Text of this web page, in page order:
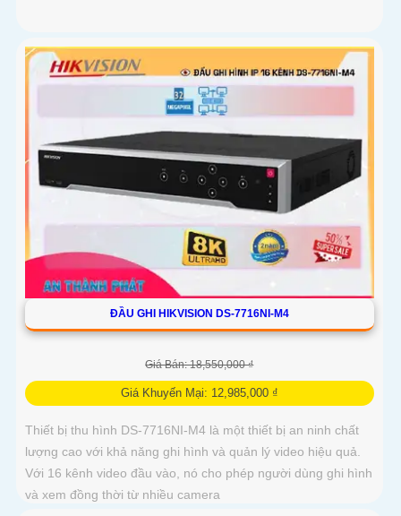
ĐẦU GHI HIKVISION DS-7716NI-M4
Giá Bán: 18,550,000 ₫
Giá Khuyến Mại: 12,985,000 ₫
Thiết bị thu hình DS-7716NI-M4 là một thiết bị an ninh chất
lượng cao với khả năng ghi hình và quản lý video hiệu quả.
Với 16 kênh video đầu vào, nó cho phép người dùng ghi hình
và xem đồng thời từ nhiều camera